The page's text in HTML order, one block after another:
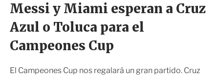
a
i
Messi y Miami esperan a Cruz
Azul o Toluca para el
Campeones Cup
El Campeones Cup nos regalará un gran partido. Cruz